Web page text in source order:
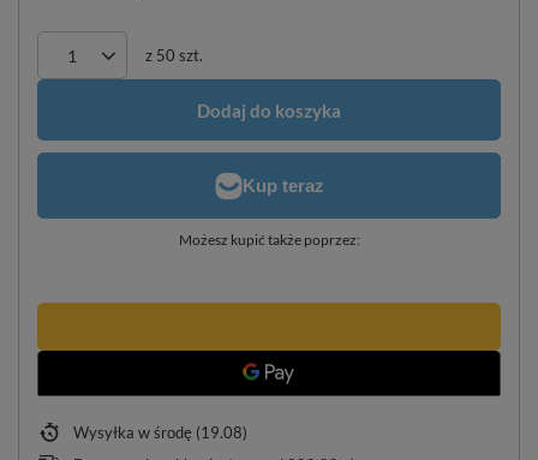
z 50 szt.
Dodaj do koszyka
Możesz kupić także poprzez:
Wysyłka w środę (19.08)